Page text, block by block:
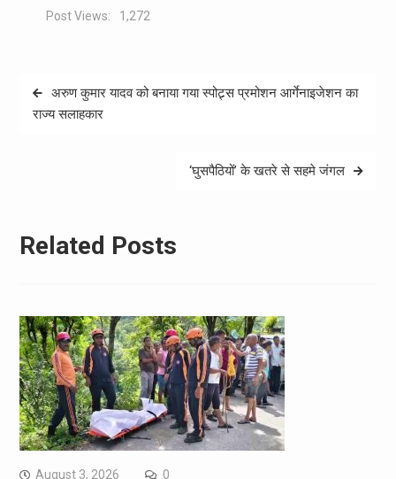
Post Views: 1,272
Post
navigation
अरुण कुमार यादव को बनाया गया स्पोट्र्स प्रमोशन आर्गेनाइजेशन का
राज्य सलाहकार
‘घुसपैठियों’ के खतरे से सहमे जंगल
Related Posts
August 3, 2026 0